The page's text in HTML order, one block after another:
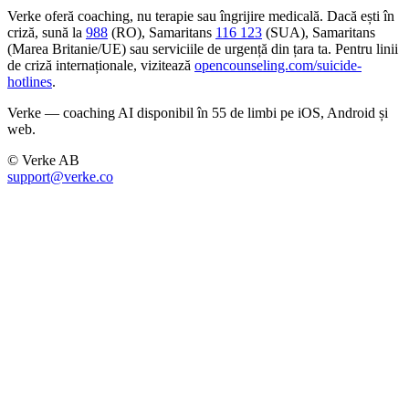
Verke oferă coaching, nu terapie sau îngrijire medicală. Dacă ești în
criză, sună la 988 (RO), Samaritans 116 123 (SUA), Samaritans
(Marea Britanie/UE) sau serviciile de urgență din țara ta. Pentru linii
de criză internaționale, vizitează opencounseling.com/suicide-
hotlines.
Verke — coaching AI disponibil în 55 de limbi pe iOS, Android și
web.
© Verke AB
support@verke.co